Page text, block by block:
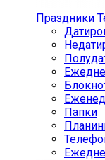
Праздники
Папки